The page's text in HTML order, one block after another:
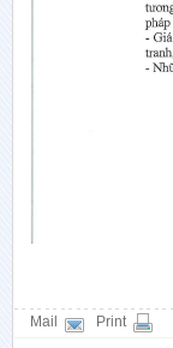
Mail Print